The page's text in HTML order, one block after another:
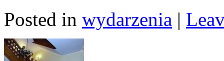
Posted in wydarzenia |